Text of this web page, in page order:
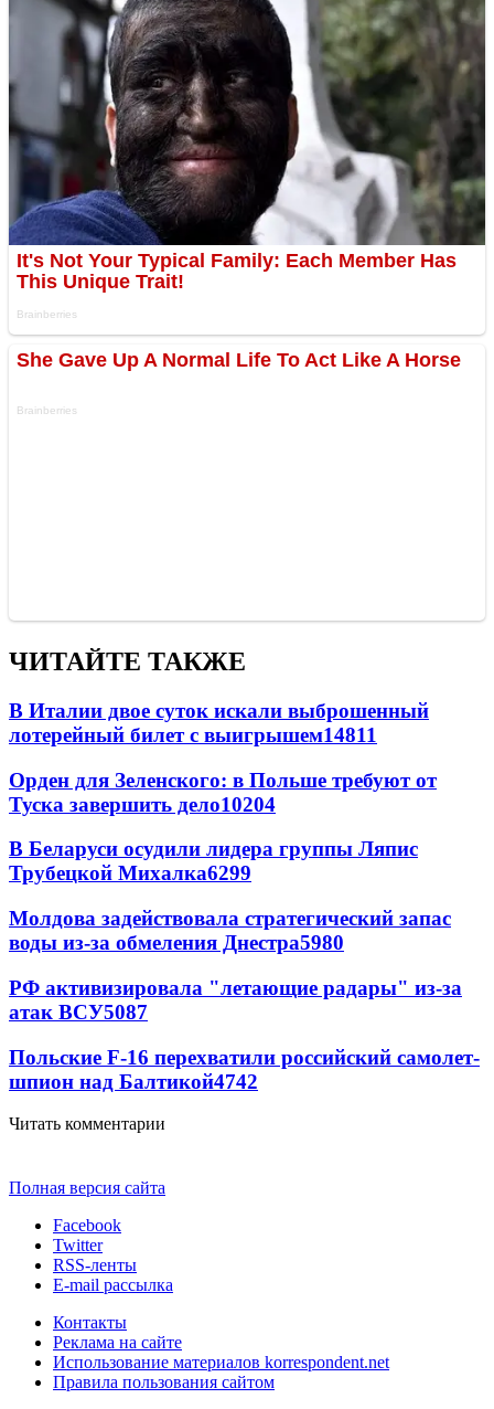
ЧИТАЙТЕ ТАКЖЕ
В Италии двое суток искали выброшенный
лотерейный билет с выигрышем14811
Орден для Зеленского: в Польше требуют от
Туска завершить дело10204
В Беларуси осудили лидера группы Ляпис
Трубецкой Михалка6299
Молдова задействовала стратегический запас
воды из-за обмеления Днестра5980
РФ активизировала "летающие радары" из-за
атак ВСУ5087
Польские F-16 перехватили российский самолет-
шпион над Балтикой4742
Читать комментарии
Полная версия сайта
Facebook
Twitter
RSS-ленты
E-mail рассылка
Контакты
Реклама на сайте
Использование материалов korrespondent.net
Правила пользования сайтом